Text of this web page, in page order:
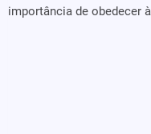
importância de obedecer